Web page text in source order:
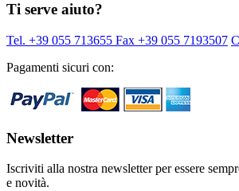
Ti serve aiuto?
Tel. +39 055 713655 Fax +39 055 7193507
Pagamenti sicuri con:
Newsletter
Iscriviti alla nostra newsletter per essere
e novità.